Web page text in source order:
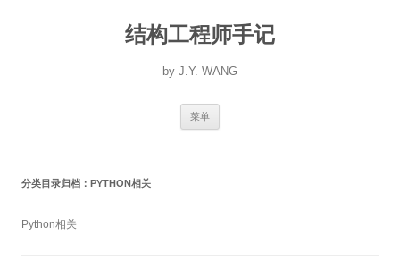
结构工程师手记
by J.Y. WANG
菜单
分类目录归档： PYTHON相关
Python相关